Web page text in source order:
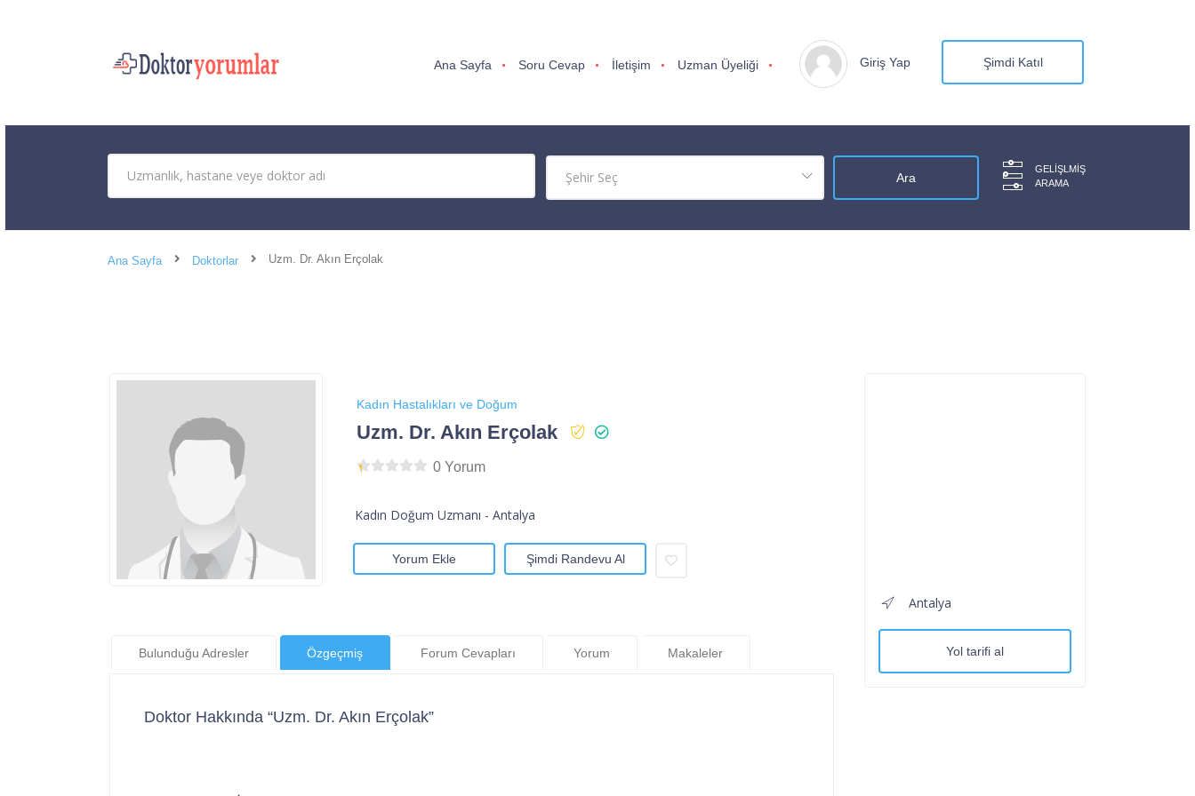
Ana Sayfa Soru Cevap İletişim Uzman Üyeliği Giriş Yap Şimdi Katıl
GELIŞLMIŞ
ARAMA
Ana Sayfa Doktorlar Uzm. Dr. Akın Erçolak
Kadın Hastalıkları ve Doğum
Uzm. Dr. Akın Erçolak
0 Yorum
Kadın Doğum Uzmanı - Antalya
Yorum Ekle Şimdi Randevu Al
Bulunduğu Adresler Özgeçmiş Forum Cevapları Yorum Makaleler
Doktor Hakkında “Uzm. Dr. Akın Erçolak”
Antalya
Yol tarifi al